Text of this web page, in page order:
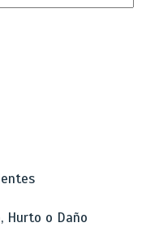
Hurto o Daño